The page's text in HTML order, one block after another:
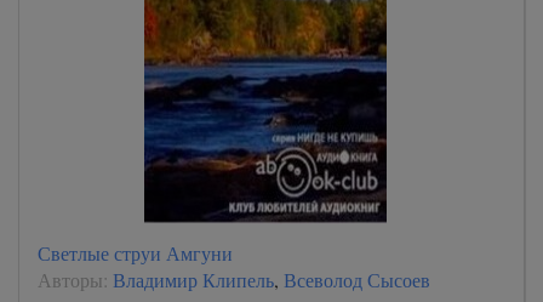
Светлые струи Амгуни
Авторы: Владимир Клипель, Всеволод Сысоев